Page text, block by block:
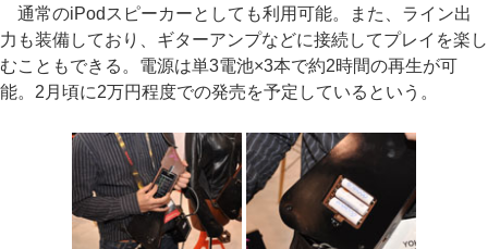
通常のiPodスピーカーとしても利用可能。また、ライン出
力も装備しており、ギターアンプなどに接続してプレイを楽し
むこともできる。電源は単3電池×3本で約2時間の再生が可
能。2月頃に2万円程度での発売を予定しているという。